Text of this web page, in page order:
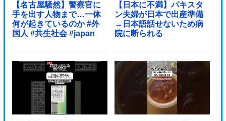
【名古屋騒然】警察官に
手を出す人物まで…一体
何が起きているのか #外
国人 #共生社会 #japan
【日本に不満】パキスタ
ン夫婦が日本で出産準備
→日本語話せないため病
院に断られる